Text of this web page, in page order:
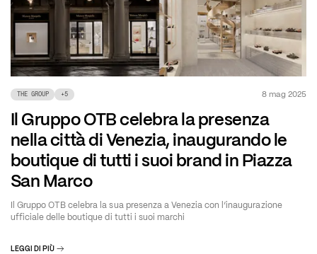
THE GROUP +5 8 mag 2025
Il Gruppo OTB celebra la presenza
nella città di Venezia, inaugurando le
boutique di tutti i suoi brand in Piazza
San Marco
Il Gruppo OTB celebra la sua presenza a Venezia con l’inaugurazione
ufficiale delle boutique di tutti i suoi marchi
LEGGI DI PIÙ